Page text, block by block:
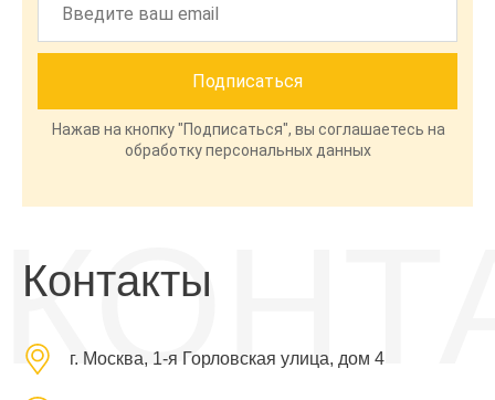
Нажав на кнопку "Подписаться", вы соглашаетесь на
обработку персональных данных
Контакты
г. Москва, 1-я Горловская улица, дом 4